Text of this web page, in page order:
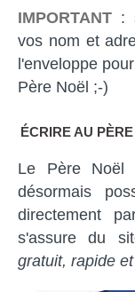
IMPORTANT :
vos nom et
l'enveloppe
Père Noël ;-)
ÉCRIRE AU
Le Père
désormais
directement
s'assure du
gratuit, rapide